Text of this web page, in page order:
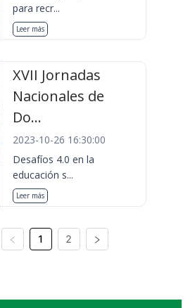
para recr...
Leer más
XVII Jornadas
Nacionales de
Do...
2023-10-26 16:30:00
Desafíos 4.0 en la
educación s...
Leer más
1 2